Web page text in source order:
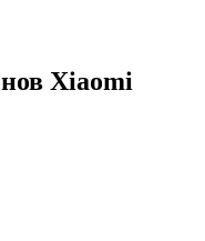
Xiaomi